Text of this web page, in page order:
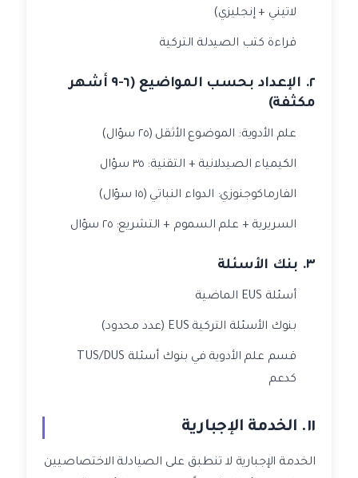
لاتيني + إنجليزي)
قراءة كتب الصيدلة التركية
٢. الإعداد بحسب المواضيع (٦-٩ أشهر
مكثفة)
علم الأدوية: الموضوع الأثقل (٢٥ سؤال)
الكيمياء الصيدلانية + التقنية: ٣٥ سؤال
الفارماكوجنوزي: الدواء النباتي (١٥ سؤال)
السريرية + علم السموم + التشريع: ٢٥ سؤال
٣. بنك الأسئلة
أسئلة EUS الماضية
بنوك الأسئلة التركية EUS (عدد محدود)
قسم علم الأدوية في بنوك أسئلة TUS/DUS
كدعم
١١. الخدمة الإجبارية
الخدمة الإجبارية لا تنطبق على الصيادلة الاختصاصيين